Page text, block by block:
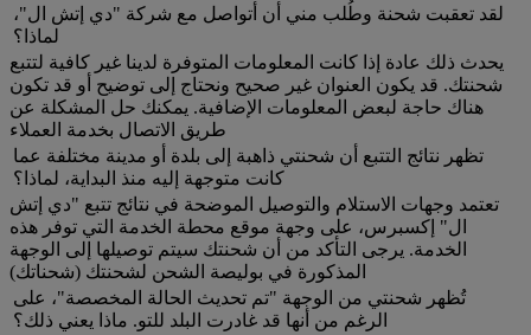
لقد تعقبت شحنة وطُلب مني أن أتواصل مع شركة "دي إتش ال"،
لماذا؟
يحدث ذلك عادة إذا كانت المعلومات المتوفرة لدينا غير كافية لتتبع
شحنتك. قد يكون العنوان غير صحيح ونحتاج إلى توضيح أو قد تكون
هناك حاجة لبعض المعلومات الإضافية. يمكنك حل المشكلة عن
طريق الاتصال بخدمة العملاء
تظهر نتائج التتبع أن شحنتي ذاهبة إلى بلدة أو مدينة مختلفة عما
كانت متوجهة إليه منذ البداية، لماذا؟
تعتمد وجهات الاستلام والتوصيل الموضحة في نتائج تتبع "دي إتش
ال" إكسبرس، على وجهة موقع محطة الخدمة التي توفر هذه
الخدمة. يرجى التأكد من أن شحنتك سيتم توصيلها إلى الوجهة
المذكورة في بوليصة الشحن لشحنتك (شحناتك)
تُظهر شحنتي من الوجهة "تم تحديث الحالة المخصصة"، على
الرغم من أنها قد غادرت البلد للتو. ماذا يعني ذلك؟